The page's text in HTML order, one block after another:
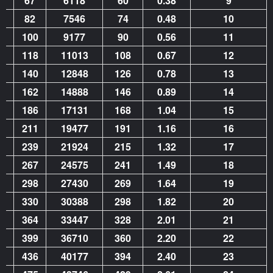
10
0.48
74
7546
82
11
0.56
90
9177
100
12
0.67
108
11013
118
13
0.78
126
12848
140
14
0.89
146
14888
162
15
1.04
168
17131
186
16
1.16
191
19477
211
17
1.32
215
21924
239
18
1.49
241
24575
267
19
1.64
269
27430
298
20
1.82
298
30388
330
21
2.01
328
33447
364
22
2.20
360
36710
399
23
2.40
394
40177
436